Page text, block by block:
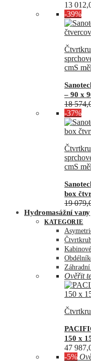
13
-39%
cmS
– 90 x
18
-37%
cmS
box
19
Hydromasážní vany
KATEGORIE
Kabinové
Ověřit
150 x
47
-5%